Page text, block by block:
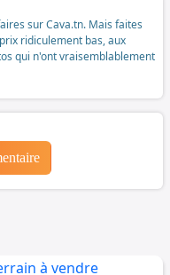
sur Cava.tn. Mais faites
ridiculement bas, aux
qui n'ont vraisemblablement